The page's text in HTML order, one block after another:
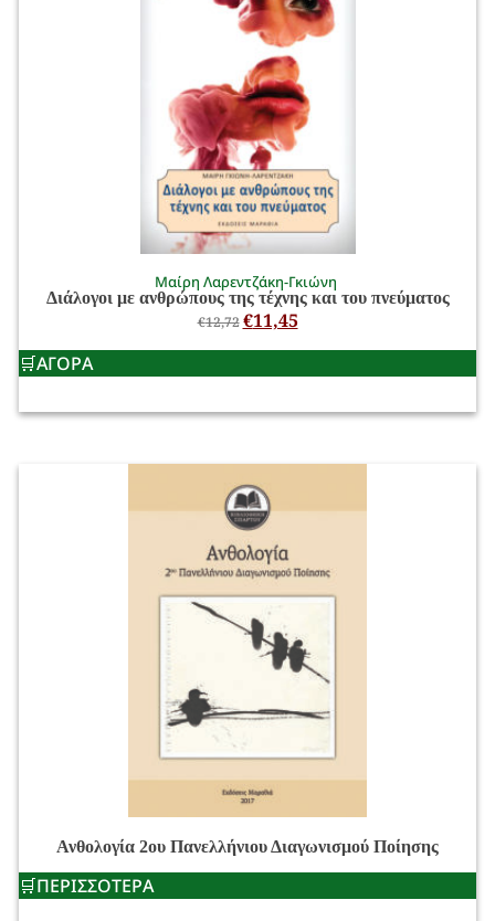
Μαίρη Λαρεντζάκη-Γκιώνη
Διάλογοι με ανθρώπους της τέχνης και του πνεύματος
€12,72 €11,45
ΑΓΟΡΑ
Ανθολογία 2ου Πανελλήνιου Διαγωνισμού Ποίησης
ΠΕΡΙΣΣΟΤΕΡΑ